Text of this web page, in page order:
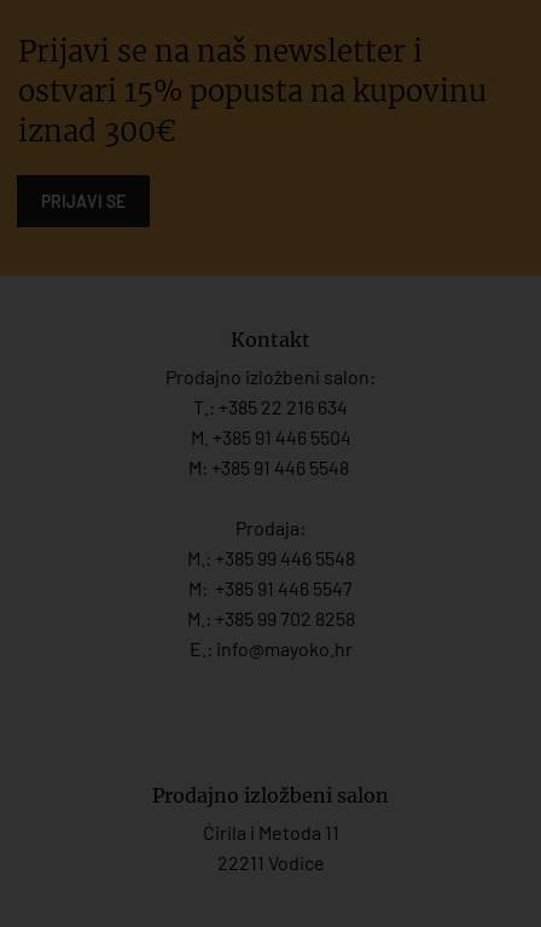
Prijavi se na naš newsletter i
ostvari 15% popusta na kupovinu
iznad 300€
PRIJAVI SE
Kontakt
Prodajno izložbeni salon:
T.: +385 22 216 634
M. +385 91 446 5504
M: +385 91 446 5548
Prodaja:
M.: +385 99 446 5548
M: +385 91 446 5547
M.: +385 99 702 8258
E.: info@mayoko. hr
Prodajno izložbeni salon
Ćirila i Metoda 11
22211 Vodice